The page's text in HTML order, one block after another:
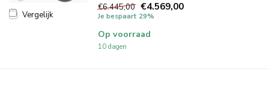
Vergelijk
€6.445,00 €4.569,00
Je bespaart 29%
Op voorraad
10 dagen